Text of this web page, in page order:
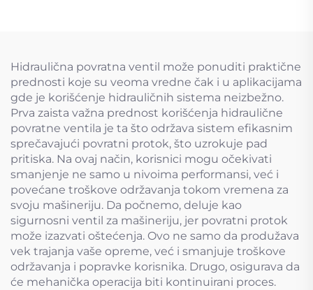
Hidraulična povratna ventil može ponuditi praktične
prednosti koje su veoma vredne čak i u aplikacijama
gde je korišćenje hidrauličnih sistema neizbežno.
Prva zaista važna prednost korišćenja hidraulične
povratne ventila je ta što održava sistem efikasnim
sprečavajući povratni protok, što uzrokuje pad
pritiska. Na ovaj način, korisnici mogu očekivati
smanjenje ne samo u nivoima performansi, već i
povećane troškove održavanja tokom vremena za
svoju mašineriju. Da počnemo, deluje kao
sigurnosni ventil za mašineriju, jer povratni protok
može izazvati oštećenja. Ovo ne samo da produžava
vek trajanja vaše opreme, već i smanjuje troškove
održavanja i popravke korisnika. Drugo, osigurava da
će mehanička operacija biti kontinuirani proces.